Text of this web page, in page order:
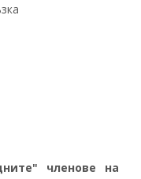
членове на